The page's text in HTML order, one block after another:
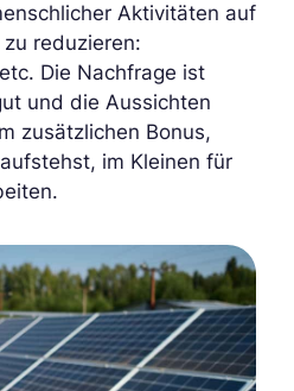
Aktivitäten auf
reduzieren:
Die Nachfrage ist
und die Aussichten
zusätzlichen Bonus,
im Kleinen für